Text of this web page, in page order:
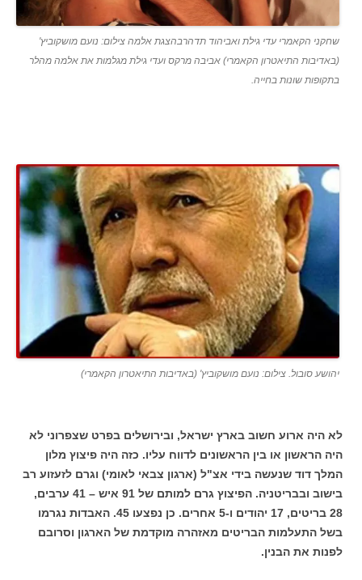
שחקני הקאמרי עדי גילת ואביהוד תדהרבהצגת אלמה צילום: נועם מושקוביץ'
(באדיבות התיאטרון הקאמרי) אביבה מרקס ועדי גילת מגלמות את אלמה מהלר
בתקופות שונות בחייה.
יהושע סובול. צילום: נועם מושקוביץ' (באדיבות התיאטרון הקאמרי)
לא היה ארוע חשוב בארץ ישראל, ובירושלים בפרט שצפרוני לא
היה הראשון או בין הראשונים לדווח עליו. כזה היה פיצוץ מלון
המלך דוד שנעשה בידי אצ"ל (ארגון צבאי לאומי) וגרם לזעזוע רב
בישוב ובבריטניה. הפיצוץ גרם למותם של 91 איש – 41 ערבים,
28 בריטים, 17 יהודים ו-5 אחרים. כן נפצעו 45. האבדות נגרמו
בשל התעלמות הבריטים מאזהרה מוקדמת של הארגון וסרובם
לפנות את הבנין.